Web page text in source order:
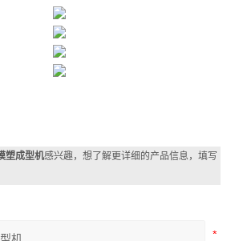
塑成型机感兴趣，想了解更详细的产品信息，填写